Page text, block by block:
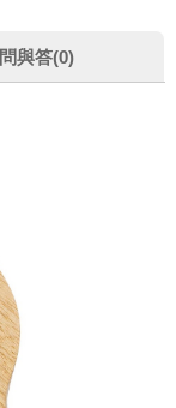
問與答(0)